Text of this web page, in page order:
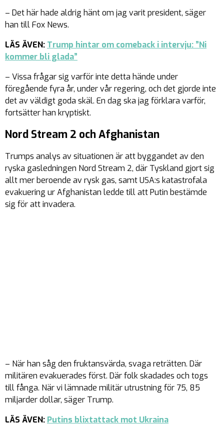
– Det här hade aldrig hänt om jag varit president, säger
han till Fox News.
LÄS ÄVEN: Trump hintar om comeback i intervju: ”Ni
kommer bli glada”
– Vissa frågar sig varför inte detta hände under
föregående fyra år, under vår regering, och det gjorde inte
det av väldigt goda skäl. En dag ska jag förklara varför,
fortsätter han kryptiskt.
Nord Stream 2 och Afghanistan
Trumps analys av situationen är att byggandet av den
ryska gasledningen Nord Stream 2, där Tyskland gjort sig
allt mer beroende av rysk gas, samt USA:s katastrofala
evakuering ur Afghanistan ledde till att Putin bestämde
sig för att invadera.
– När han såg den fruktansvärda, svaga reträtten. Där
militären evakuerades först. Där folk skadades och togs
till fånga. När vi lämnade militär utrustning för 75, 85
miljarder dollar, säger Trump.
LÄS ÄVEN: Putins blixtattack mot Ukraina